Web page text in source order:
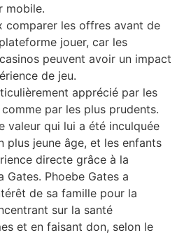
mobile.
comparer les offres avant de
jouer, car les
peuvent avoir un impact
de jeu.
apprécié par les
par les plus prudents.
valeur qui lui a été inculquée
plus jeune âge, et les enfants
directe grâce à la
Gates. Phoebe Gates a
de sa famille pour la
sur la santé
et en faisant don, selon le